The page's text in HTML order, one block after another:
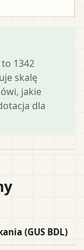
1342
skalę
jakie
dla
(GUS BDL)